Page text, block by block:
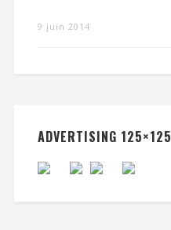
9 juin 2014
ADVERTISING 125×125